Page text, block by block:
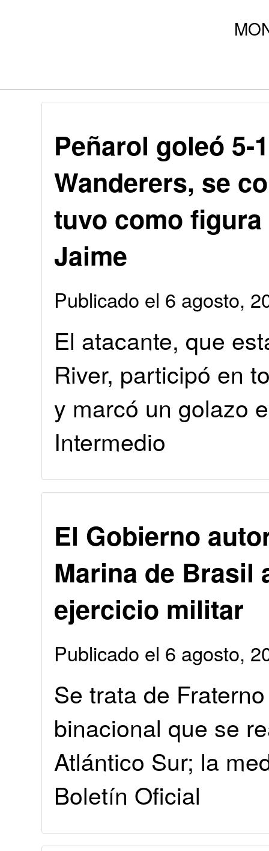
Peñarol goleó 5-
Wanderers, se
tuvo como
Jaime
Publicado el 6 agosto,
El atacante, que
River, participó en
y marcó un golazo
Intermedio
El Gobierno
Marina de Brasil
ejercicio militar
Publicado el 6 agosto,
Se trata de
binacional que se
Atlántico Sur; la
Boletín Oficial